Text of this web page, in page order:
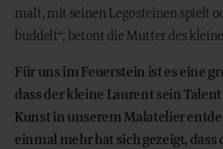
malt, mit seinen Legosteinen spielt
buddelt“, betont die Mutter des
Für uns im Feuerstein ist es eine
dass der kleine Laurent sein
Kunst in unserem Malatelier
einmal mehr hat sich gezeigt, dass